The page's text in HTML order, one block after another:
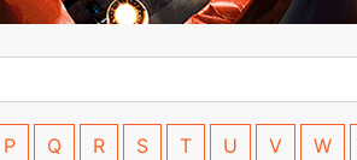
P Q R S T U V W